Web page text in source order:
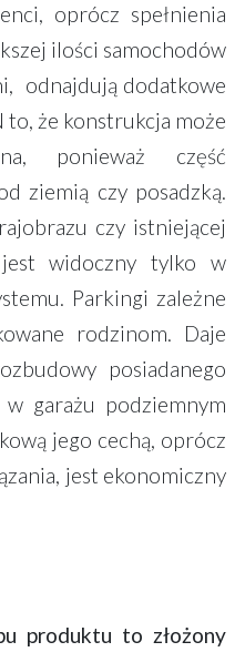
oprócz spełnienia
ilości samochodów
odnajdują dodatkowe
to, że konstrukcja może
ponieważ część
ziemią czy posadzką.
czy istniejącej
widoczny tylko w
Parkingi zależne
rodzinom. Daje
posiadanego
garażu podziemnym
jego cechą, oprócz
jest ekonomiczny
produktu to złożony